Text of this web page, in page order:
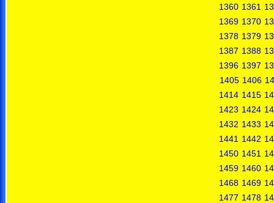
1360 1361
1369 1370
1378 1379
1387 1388
1396 1397
1405 1406
1414 1415
1423 1424
1432 1433
1441 1442
1450 1451
1459 1460
1468 1469
1477 1478